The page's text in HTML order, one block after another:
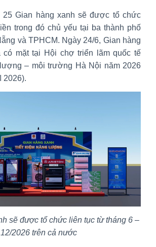
25 Gian hàng xanh sẽ được tổ chức
trong đó chủ yếu tại ba thành phố
và TPHCM. Ngày 24/6, Gian hàng
có mặt tại Hội chợ triển lãm quốc tế
– môi trường Hà Nội năm 2026
2026).
sẽ được tổ chức liên tục từ tháng 6 –
12/2026 trên cả nước